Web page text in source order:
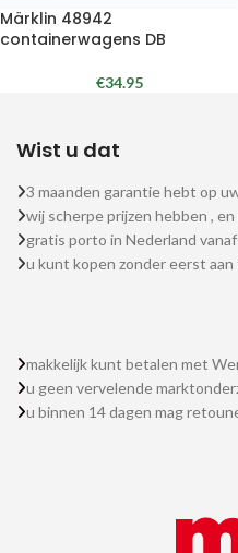
Märklin 48942
containerwagens DB
€34.95
Wist u dat
3 maanden garantie hebt op
wij scherpe prijzen hebben ,
gratis porto in Nederland
u kunt kopen zonder eerst
makkelijk kunt betalen met
u geen vervelende
u binnen 14 dagen mag